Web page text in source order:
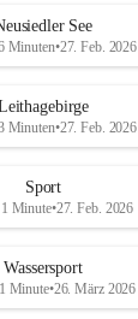
r
S
See
Minuten•27. Feb. 2026
Minuten•27. Feb. 2026
Sport
Minute•27. Feb. 2026
Wassersport
Minute•26. März 2026